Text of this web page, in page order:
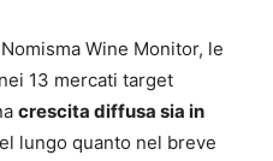
Wine Monitor, le
13 mercati target
crescita diffusa sia in
lungo quanto nel breve